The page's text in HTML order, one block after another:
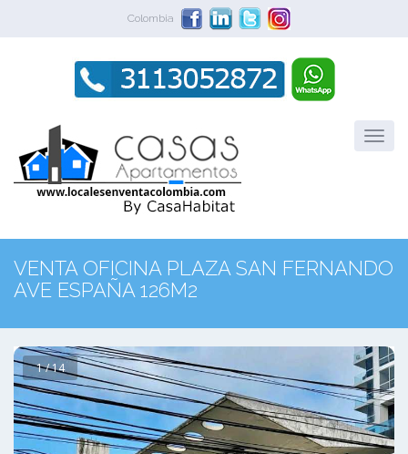
Colombia
VENTA OFICINA PLAZA SAN FERNANDO
AVE ESPAÑA 126M2
1 / 14